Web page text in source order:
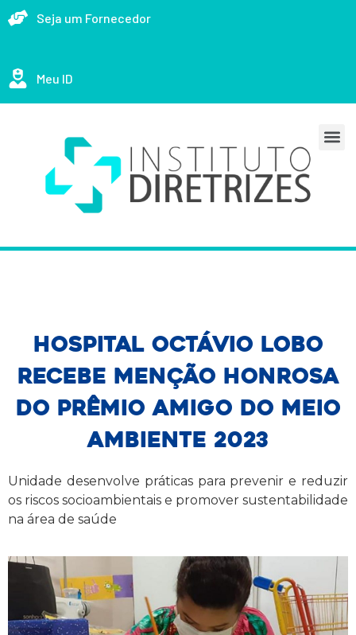
Seja um Fornecedor
Meu ID
Hospital Octávio Lobo
recebe menção honrosa
do Prêmio Amigo do Meio
Ambiente 2023
Unidade desenvolve práticas para prevenir e reduzir
os riscos socioambientais e promover sustentabilidade
na área de saúde